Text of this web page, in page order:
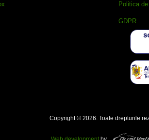
Politica
GDPR
Copyright © 2026. Toate drepturile